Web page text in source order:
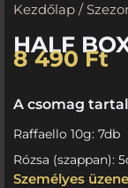
Kezdőlap /
HALF
8 490Ft
A csomag
Raffaello 10g: 7db
Rózsa (szappan):
Személyes